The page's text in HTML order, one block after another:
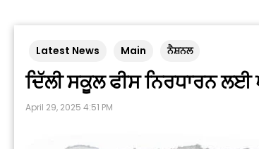
Latest News Main ਨੈਸ਼ਨਲ
ਦਿੱਲੀ ਸਕੂਲ ਫੀਸ ਨਿਰਧਾਰਨ
April 29, 2025 4:51 PM